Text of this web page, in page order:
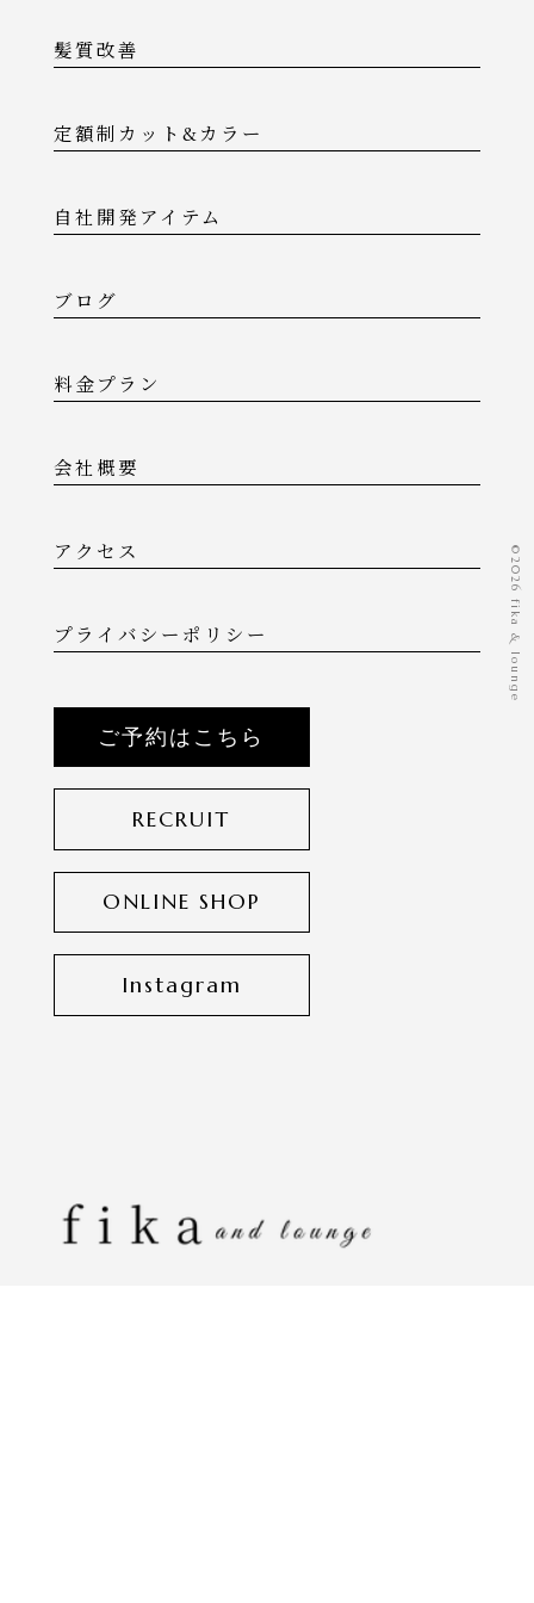
髪質改善
定額制カット&カラー
自社開発アイテム
ブログ
料金プラン
会社概要
アクセス
プライバシーポリシー
ご予約はこちら
RECRUIT
ONLINE SHOP
Instagram
©️2026 fika & lounge